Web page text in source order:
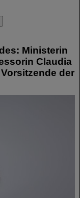
Ministerin
Claudia
der